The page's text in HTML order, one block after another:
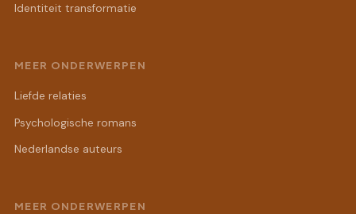
Identiteit transformatie
MEER ONDERWERPEN
Liefde relaties
Psychologische romans
Nederlandse auteurs
MEER ONDERWERPEN